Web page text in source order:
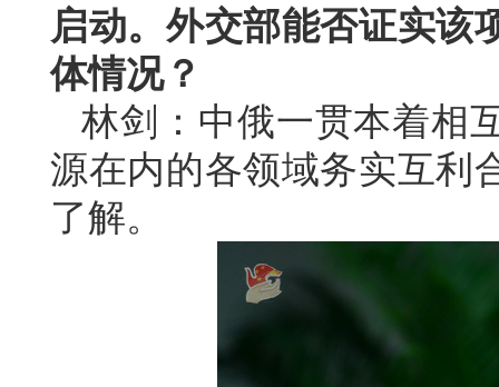
启动。外交部能否证实该
体情况？
林剑：中俄一贯本着相
源在内的各领域务实互利
了解。